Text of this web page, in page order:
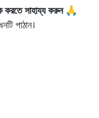
করতে সাহায্য করুন 🙏
পাঠান।